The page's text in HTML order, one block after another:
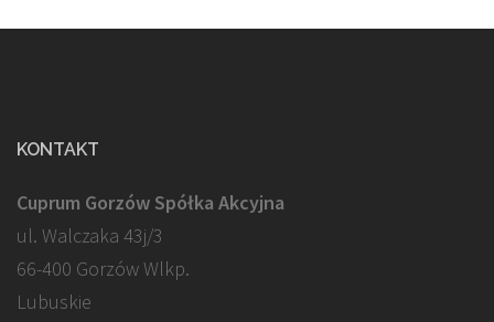
KONTAKT
Cuprum Gorzów Spółka Akcyjna
ul. Walczaka 43j/3
66-400 Gorzów Wlkp.
Lubuskie